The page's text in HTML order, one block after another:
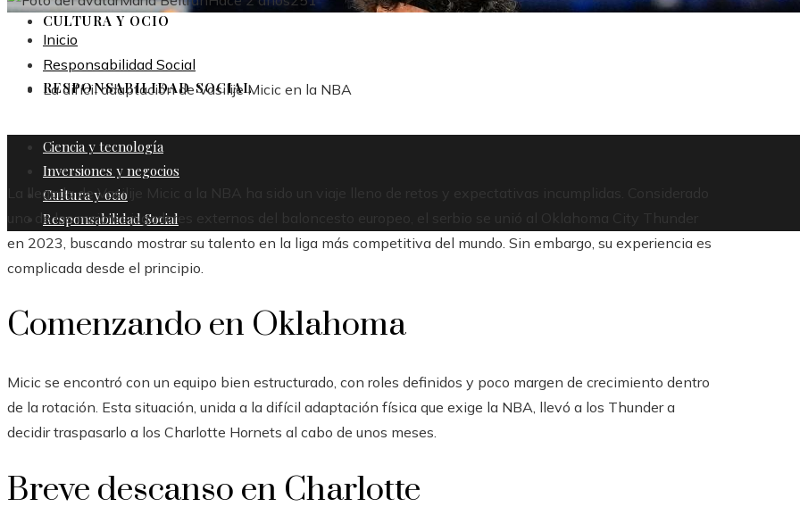
CULTURA Y OCIO
RESPONSABILIDAD SOCIAL
Ciencia y tecnología
Inversiones y negocios
Cultura y ocio
Responsabilidad Social
Inicio
Responsabilidad Social
La difícil adaptación de Vasilije Micic en la NBA
La llegada de Vasilije Micic a la NBA ha sido un viaje lleno de retos y expectativas incumplidas. Considerado
uno de los mejores jugadores externos del baloncesto europeo, el serbio se unió al Oklahoma City Thunder
en 2023, buscando mostrar su talento en la liga más competitiva del mundo. Sin embargo, su experiencia es
complicada desde el principio.
Comenzando en Oklahoma
Micic se encontró con un equipo bien estructurado, con roles definidos y poco margen de crecimiento dentro
de la rotación. Esta situación, unida a la difícil adaptación física que exige la NBA, llevó a los Thunder a
decidir traspasarlo a los Charlotte Hornets al cabo de unos meses.
Breve descanso en Charlotte